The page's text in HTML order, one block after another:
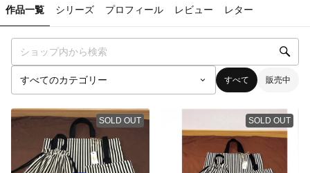
作品一覧 シリーズ プロフィール レビュー レター
すべて 販売中
SOLD OUT SOLD OUT